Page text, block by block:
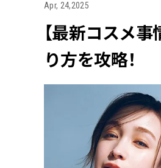
Apr, 24,2025
【最新コスメ
り方を攻略！